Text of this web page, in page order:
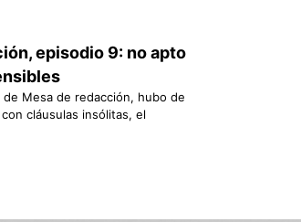
episodio 9: no apto
Mesa de redacción, hubo de
cláusulas insólitas, el